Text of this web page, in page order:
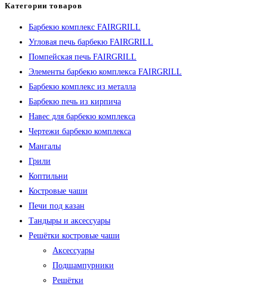
Категории товаров
Барбекю комплекс FAIRGRILL
Угловая печь барбекю FAIRGRILL
Помпейская печь FAIRGRILL
Элементы барбекю комплекса FAIRGRILL
Барбекю комплекс из металла
Барбекю печь из кирпича
Навес для барбекю комплекса
Чертежи барбекю комплекса
Мангалы
Грили
Коптильни
Костровые чаши
Печи под казан
Тандыры и аксессуары
Решётки костровые чаши
Аксессуары
Подшампурники
Решётки